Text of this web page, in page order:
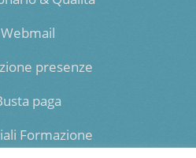
Webmail
presenze
paga
Formazione